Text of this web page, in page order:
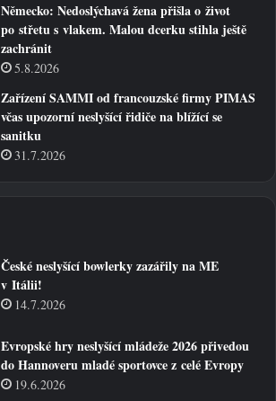
Německo: Nedoslýchavá žena přišla o život
po střetu s vlakem. Malou dcerku stihla ještě
zachránit
5.8.2026
Zařízení SAMMI od francouzské firmy PIMAS
včas upozorní neslyšící řidiče na blížící se
sanitku
31.7.2026
České neslyšící bowlerky zazářily na ME
v Itálii!
14.7.2026
Evropské hry neslyšící mládeže 2026 přivedou
do Hannoveru mladé sportovce z celé Evropy
19.6.2026